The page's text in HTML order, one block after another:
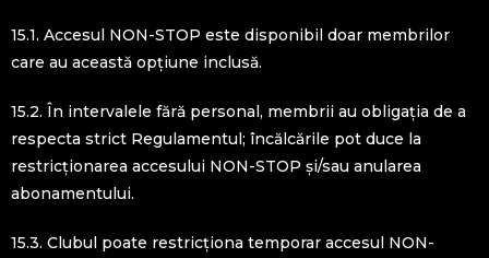
15.1. Accesul NON-STOP este disponibil doar membrilor
care au această opțiune inclusă.
15.2. În intervalele fără personal, membrii au obligația de a
respecta strict Regulamentul; încălcările pot duce la
restricționarea accesului NON-STOP și/sau anularea
abonamentului.
15.3. Clubul poate restricționa temporar accesul NON-